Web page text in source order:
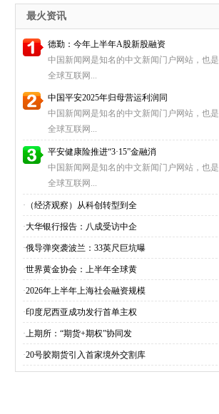
入
最火资讯
德勤：今年上半年A股新股融资
中国新闻网是知名的中文新闻门户网站，也是
全球互联网...
中国平安2025年归母营运利润同
中国新闻网是知名的中文新闻门户网站，也是
全球互联网...
平安健康险推进“3·15”金融消
中国新闻网是知名的中文新闻门户网站，也是
全球互联网...
· （经济观察）从科创转型到全
·大华银行报告：八成受访中企
·俄导弹突袭波兰：33英尺巨坑曝
·世界黄金协会：上半年全球黄
·2026年上半年上海社会融资规模
·印度尼西亚成功发行首单主权
·上期所：“期货+期权”协同发
·20号胶期货引入首家境外交割库